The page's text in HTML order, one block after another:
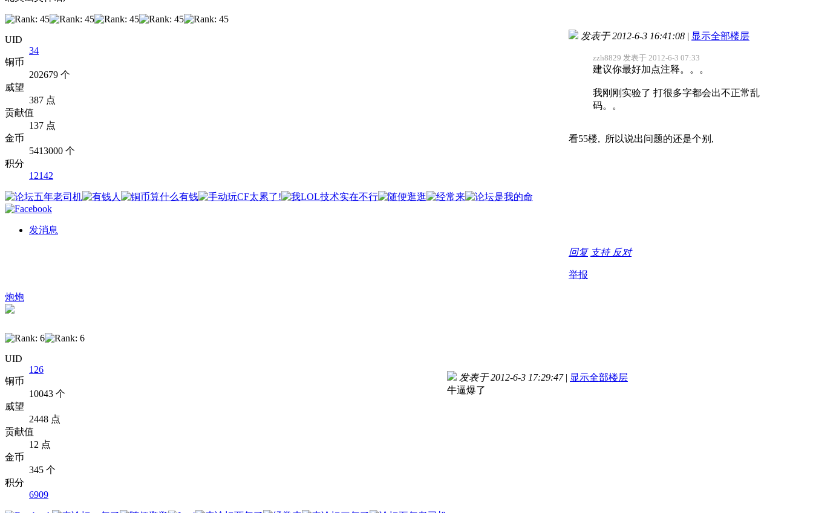
UID
34
铜币
202679 个
威望
387 点
贡献值
137 点
金币
5413000 个
积分
12142
发消息
发表于 2012-6-3 16:41:08 | 显示全部楼层
zzh8829 发表于 2012-6-3 07:33
建议你最好加点注释。。。
我刚刚实验了 打很多字都会出不正常乱
码。。
看55楼, 所以说出问题的还是个别,
回复 支持 反对
举报
炮炮
UID
126
铜币
10043 个
威望
2448 点
贡献值
12 点
金币
345 个
积分
6909
发表于 2012-6-3 17:29:47 | 显示全部楼层
牛逼爆了